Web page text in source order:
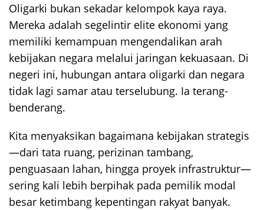
Oligarki bukan sekadar kelompok kaya raya.
Mereka adalah segelintir elite ekonomi yang
memiliki kemampuan mengendalikan arah
kebijakan negara melalui jaringan kekuasaan. Di
negeri ini, hubungan antara oligarki dan negara
tidak lagi samar atau terselubung. Ia terang-
benderang.
Kita menyaksikan bagaimana kebijakan strategis
—dari tata ruang, perizinan tambang,
penguasaan lahan, hingga proyek infrastruktur—
sering kali lebih berpihak pada pemilik modal
besar ketimbang kepentingan rakyat banyak.